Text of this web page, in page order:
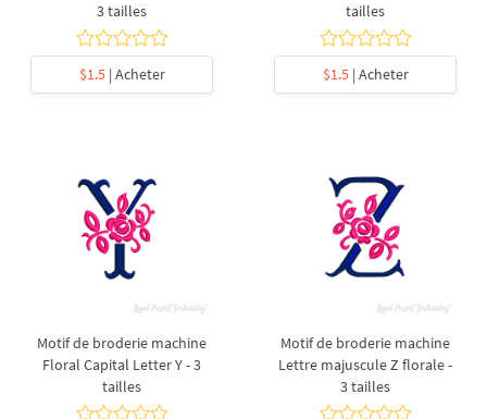
3 tailles
$1.5| Acheter
tailles
$1.5| Acheter
Motif de broderie machine
Floral Capital Letter Y - 3
tailles
Motif de broderie machine
Lettre majuscule Z florale -
3 tailles